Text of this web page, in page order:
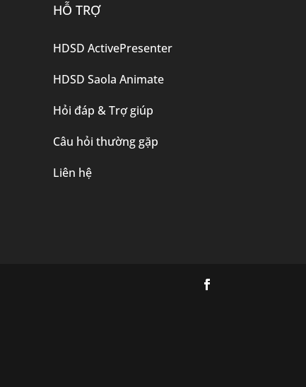
HỖ TRỢ
HDSD ActivePresenter
HDSD Saola Animate
Hỏi đáp & Trợ giúp
Câu hỏi thường gặp
Liên hệ